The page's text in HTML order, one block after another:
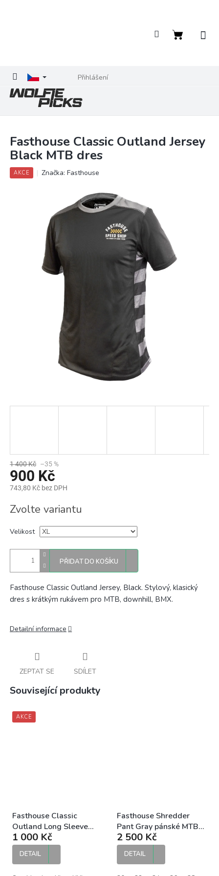
Přihlášení
Nákupní
Fasthouse Classic Outland Jersey
Black MTB dres
AKCE Značka: Fasthouse
1 400 Kč –35 %
900 Kč
743,80 Kč bez DPH
cena:
Zvolte variantu
Velikost
PŘIDAT DO KOŠÍKU
Fasthouse Classic Outland Jersey, Black. Stylový, klasický
dres s krátkým rukávem pro MTB, downhill, BMX.
Detailní informace
ZEPTAT SE SDÍLET
Související produkty
AKCE
Fasthouse Classic
Outland Long Sleeve
Jersey Black DH dres
1 000 Kč
DETAIL
Fasthouse Shredder
Pant Gray pánské MTB
kalhoty
2 500 Kč
DETAIL